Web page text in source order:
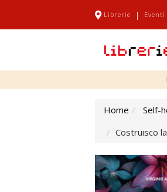
Librerie | Eventi
Home
Self-
Costruisco